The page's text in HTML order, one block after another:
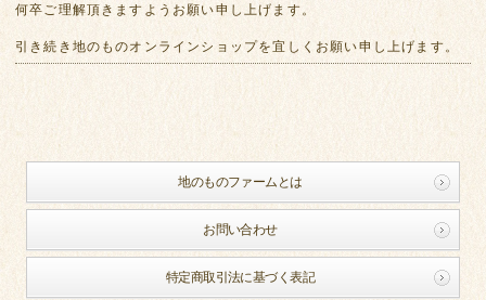
何卒ご理解頂きますようお願い申し上げます。
引き続き地のものオンラインショップを宜しくお願い申し上げます。
地のものファームとは
お問い合わせ
特定商取引法に基づく表記